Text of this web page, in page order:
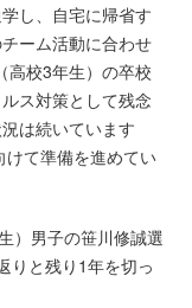
し、自宅に帰省す
ーム活動に合わせ
高校3年生）の卒校
ス対策として残念
は続いています
て準備を進めてい
）男子の笹川修誠選
りと残り1年を切っ